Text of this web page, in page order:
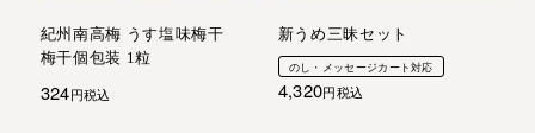
紀州南高梅 うす塩味梅干
梅干個包装 1粒
324 税込
新うめ三昧セット
のし・メッセージカート対応
4,320 税込